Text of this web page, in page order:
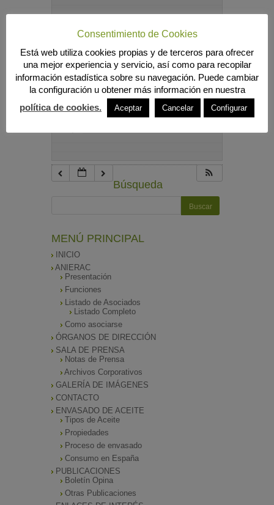
9:00 pm
10:00 pm
Búsqueda
MENÚ PRINCIPAL
INICIO
ANIERAC
Presentación
Funciones
Listado de Asociados
Listado Completo
Como asociarse
ÓRGANOS DE DIRECCIÓN
SALA DE PRENSA
Notas de Prensa
Archivos Corporativos
GALERÍA DE IMÁGENES
CONTACTO
ENVASADO DE ACEITE
Tipos de Aceite
Propiedades
Proceso de envasado
Consumo en España
PUBLICACIONES
Boletín Opina
Otras Publicaciones
Consentimiento de Cookies
Está web utiliza cookies propias y de terceros para ofrecer
una mejor experiencia y servicio, así como para recopilar
información estadística sobre su navegación. Puede cambiar
la configuración u obtener más información en nuestra
política de cookies.
Aceptar Cancelar Configurar